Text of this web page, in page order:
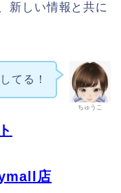
新しい情報と共に
ちゅうこ
てる！
店